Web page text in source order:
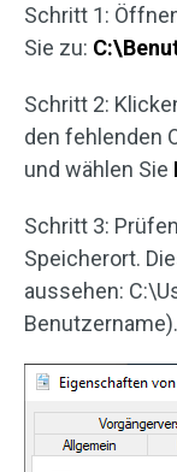
Schritt 1:
Sie zu:
Schritt 2:
den fehlenden
und wählen Sie
Schritt 3:
Speicherort.
aussehen:
Benutzername).